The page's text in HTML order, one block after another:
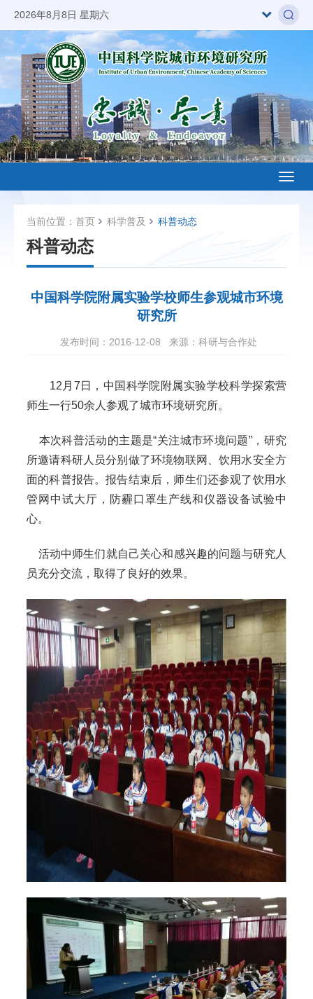
2026年8月8日 星期六
当前位置： 首页 科学普及 科普动态
科普动态
中国科学院附属实验学校师生参观城市环境
研究所
发布时间：2016-12-08 来源：科研与合作处
12月7日，中国科学院附属实验学校科学探索营
师生一行50余人参观了城市环境研究所。
本次科普活动的主题是“关注城市环境问题”，研究
所邀请科研人员分别做了环境物联网、饮用水安全方
面的科普报告。报告结束后，师生们还参观了饮用水
管网中试大厅，防霾口罩生产线和仪器设备试验中
心。
活动中师生们就自己关心和感兴趣的问题与研究人
员充分交流，取得了良好的效果。